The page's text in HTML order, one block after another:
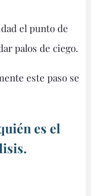
el punto de
palos de ciego.
este paso se
es el